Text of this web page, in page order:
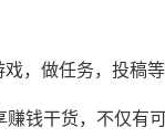
，做任务，投稿等
钱干货，不仅有